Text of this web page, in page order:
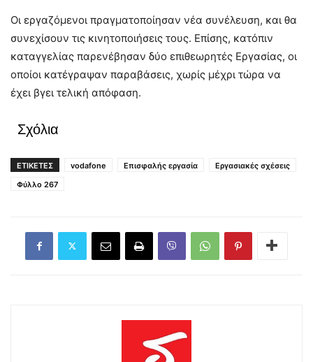
Οι εργαζόμενοι πραγματοποίησαν νέα συνέλευση, και θα
συνεχίσουν τις κινητοποιήσεις τους. Επίσης, κατόπιν
καταγγελίας παρενέβησαν δύο επιθεωρητές Εργασίας, οι
οποίοι κατέγραψαν παραβάσεις, χωρίς μέχρι τώρα να
έχει βγει τελική απόφαση.
Σχόλια
ΕΤΙΚΕΤΕΣ vodafone Επισφαλής εργασία
Εργασιακές σχέσεις
Φύλλο 267